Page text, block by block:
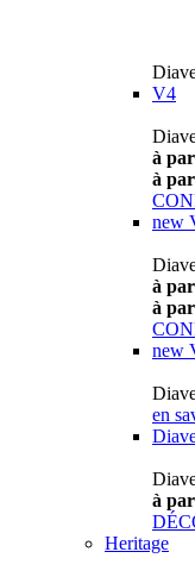
V4
à
à
new
à
à
new
en
à
Heritage